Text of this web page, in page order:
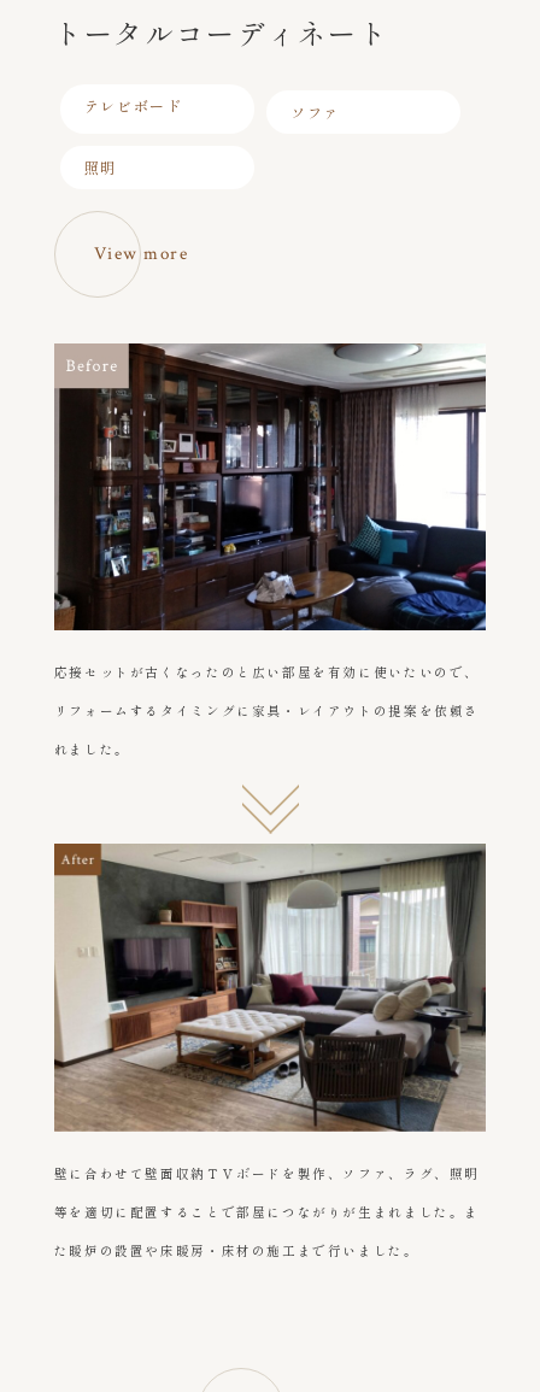
トータルコーディネート
テレビボード ソファ
照明
View more
応接セットが古くなったのと広い部屋を有効に使いたいので、
リフォームするタイミングに家具・レイアウトの提案を依頼さ
れました。
壁に合わせて壁面収納ＴＶボードを製作、ソファ、ラグ、照明
等を適切に配置することで部屋につながりが生まれました。ま
た暖炉の設置や床暖房・床材の施工まで行いました。